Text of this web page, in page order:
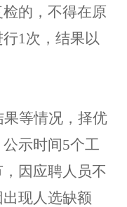
检的，不得在原
行1次，结果以
等情况，择优
示时间5个工
因应聘人员不
现人选缺额